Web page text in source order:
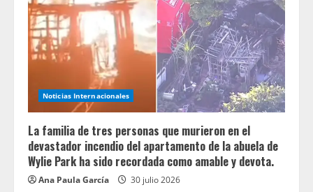
Noticias Internacionales
La familia de tres personas que murieron en el
devastador incendio del apartamento de la abuela de
Wylie Park ha sido recordada como amable y devota.
Ana Paula García 30 julio 2026